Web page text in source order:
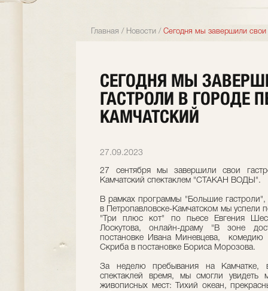
Главная / Новости / Сегодня мы завершили свои
СЕГОДНЯ МЫ
ГАСТРОЛИ В ГОРОДЕ
КАМЧАТСКИЙ
27.09.2023
27 сентября мы завершили свои
Камчатский спектаклем "СТАКАН ВОДЫ".
В рамках программы "Большие
в Петропавловске-Камчатском мы успели
"Три плюс кот" по пьесе Евгения
Лоскутова, онлайн-драму "В зоне
постановке Ивана Миневцева,
Скриба в постановке Бориса Морозова.
За неделю пребывания на Камчатке,
спектаклей время, мы смогли увидеть
живописных мест: Тихий океан,